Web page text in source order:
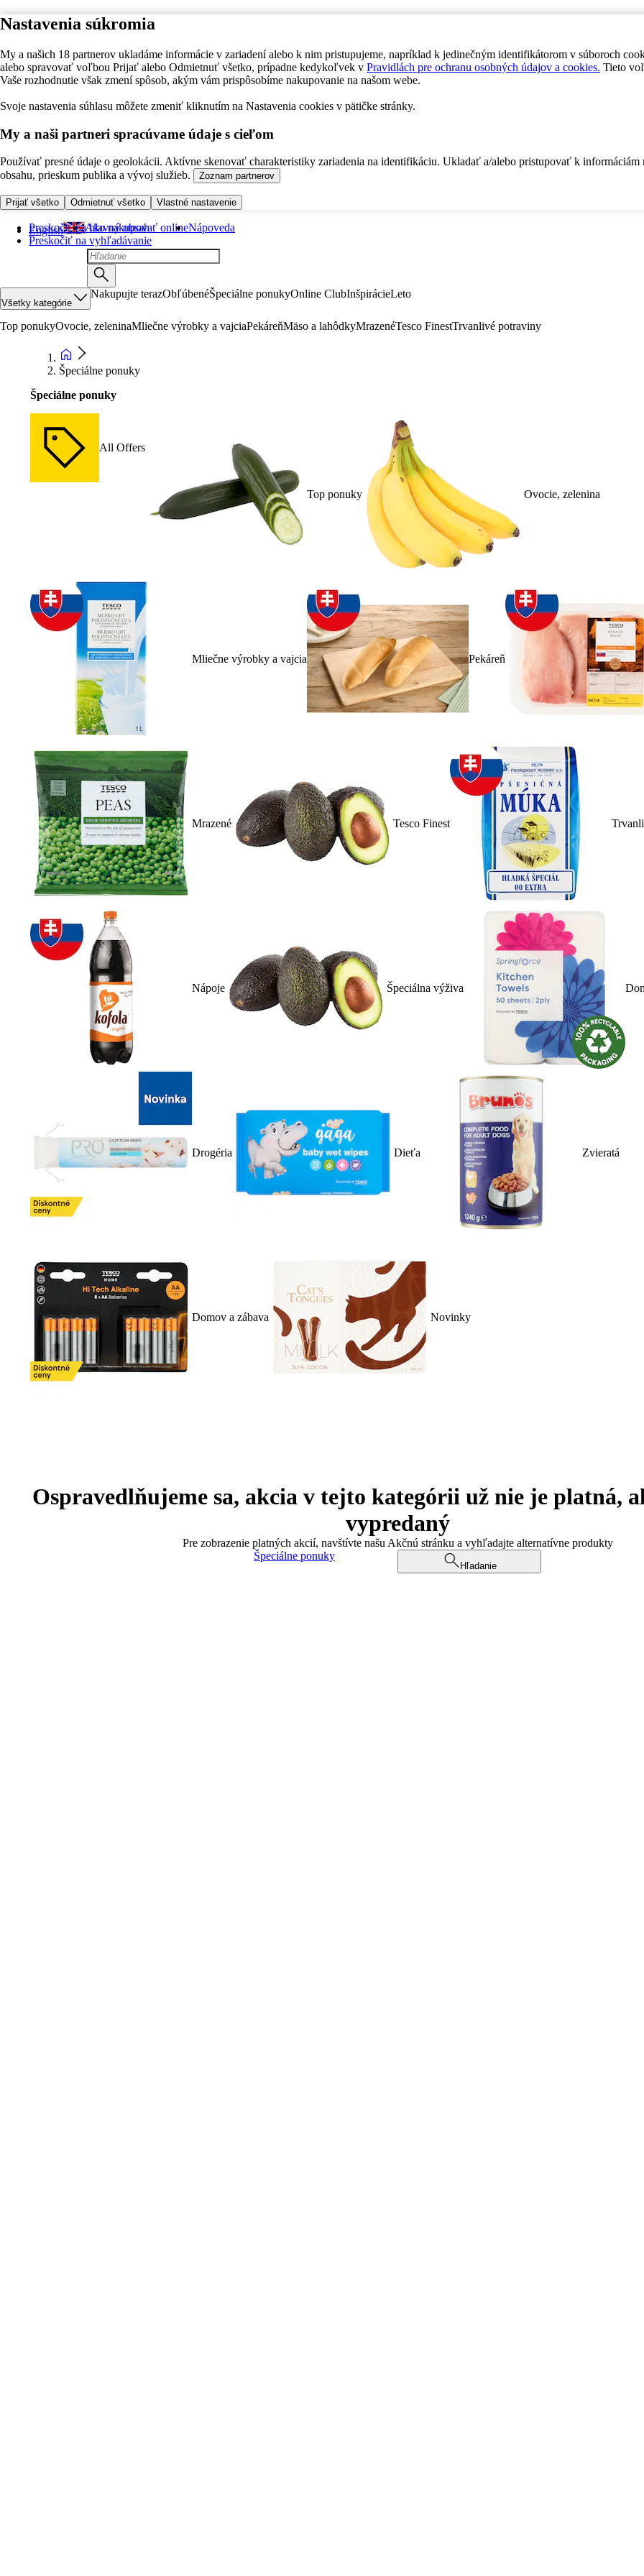
Nastavenia súkromia
My a našich 18 partnerov ukladáme informácie v zariadení alebo k nim pristupujeme, napríklad k jedinečným identifikátorom v súboroch
alebo spravovať voľbou Prijať alebo Odmietnuť všetko, prípadne kedykoľvek v Pravidlách pre ochranu osobných údajov a cookies. Tieto
Vaše rozhodnutie však zmení spôsob, akým vám prispôsobíme nakupovanie na našom webe.
Svoje nastavenia súhlasu môžete zmeniť kliknutím na Nastavenia cookies v pätičke stránky.
My a naši partneri spracúvame údaje s cieľom
Používať presné údaje o geolokácii. Aktívne skenovať charakteristiky zariadenia na identifikáciu. Ukladať a/alebo pristupovať k informáciám
obsahu, prieskum publika a vývoj služieb.
Zoznam partnerov
Prijať všetko Odmietnuť všetko Vlastné nastavenie
Preskočiť na hlavný obsah
Preskočiť na vyhľadávanie
English Ako nakupovať onlineNápoveda
Všetky kategórie
Nakupujte terazObľúbenéŠpeciálne ponukyOnline ClubInšpirácieLeto
Top ponukyOvocie, zeleninaMliečne výrobky a vajciaPekáreňMäso a lahôdkyMrazenéTesco FinestTrvanlivé potraviny
Špeciálne ponuky
Špeciálne ponuky
All Offers
Top ponuky Ovocie, zelenina
Mliečne výrobky a vajcia Pekáreň
Mrazené Tesco Finest
Nápoje Špeciálna výživa
Drogéria Dieťa Zvieratá
Domov a zábava Novinky
Ospravedlňujeme sa, akcia v tejto kategórii už nie je platná,
vypredaný
Pre zobrazenie platných akcií, navštívte našu Akčnú stránku a vyhľadajte alternatívne produkty
Špeciálne ponuky
Hľadanie